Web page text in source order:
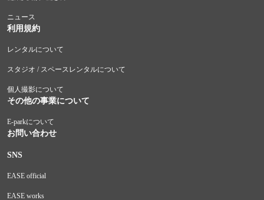
ニュース
利用規約
レンタルについて
スタジオ / スペースレンタルについて
個人撮影について
その他の事業について
E-parkについて
お問い合わせ
SNS
EASE official
EASE works